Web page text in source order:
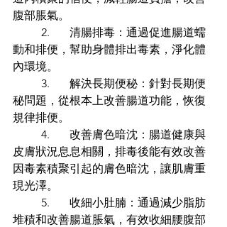
腹部脹氣。
動和排便，幫助身體排出毒素，淨化體
內環境。
秘問題，從根本上改善腸道功能，恢復
規律排便。
皮膚狀況息息相關，排毒後能有效改善
因毒素積聚引起的膚色暗沈，讓肌膚重
現光澤。
堆積和改善腸道脹氣，有效收細腰腹部